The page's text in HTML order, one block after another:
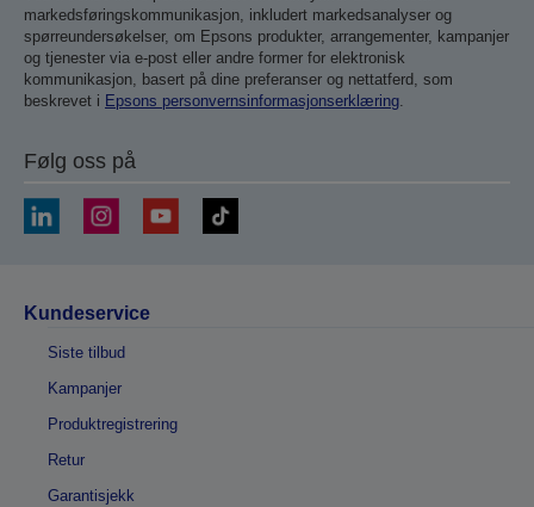
markedsføringskommunikasjon, inkludert markedsanalyser og
spørreundersøkelser, om Epsons produkter, arrangementer, kampanjer
og tjenester via e-post eller andre former for elektronisk
kommunikasjon, basert på dine preferanser og nettatferd, som
beskrevet i Epsons personvernsinformasjonserklæring.
Følg oss på
Kundeservice
Siste tilbud
Kampanjer
Produktregistrering
Retur
Garantisjekk